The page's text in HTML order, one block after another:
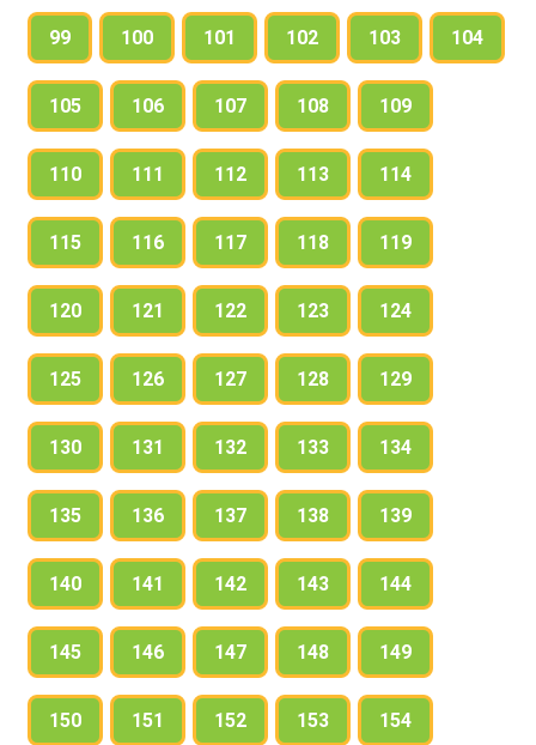
99 100 101 102 103 104
105 106 107 108 109
110 111 112 113 114
115 116 117 118 119
120 121 122 123 124
125 126 127 128 129
130 131 132 133 134
135 136 137 138 139
140 141 142 143 144
145 146 147 148 149
150 151 152 153 154